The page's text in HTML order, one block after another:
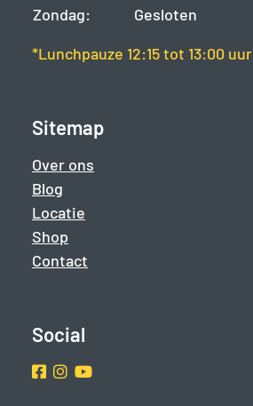
Zondag:
Gesloten
*Lunchpauze 12:15 tot 13:00 uur
Sitemap
Over ons
Blog
Locatie
Shop
Contact
Social
Facebook
Instragram
Youtube